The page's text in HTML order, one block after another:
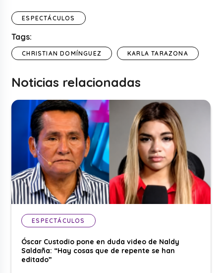
ESPECTÁCULOS
Tags:
CHRISTIAN DOMÍNGUEZ KARLA TARAZONA
Noticias relacionadas
ESPECTÁCULOS
Óscar Custodio pone en duda video de Naldy
Saldaña: “Hay cosas que de repente se han
editado”